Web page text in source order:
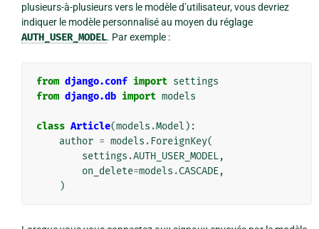
plusieurs-à-plusieurs vers le modèle d’utilisateur, vous devriez
indiquer le modèle personnalisé au moyen du réglage
AUTH_USER_MODEL. Par exemple :
from django.conf import settings
from django.db import models
class Article(models .Model ):
author = models . ForeignKey(
settings .AUTH_USER_MODEL,
on_delete=models .CASCADE,
)